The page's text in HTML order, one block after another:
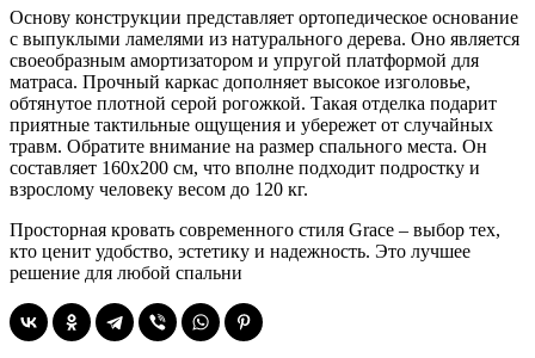
Основу конструкции представляет ортопедическое основание
с выпуклыми ламелями из натурального дерева. Оно является
своеобразным амортизатором и упругой платформой для
матраса. Прочный каркас дополняет высокое изголовье,
обтянутое плотной серой рогожкой. Такая отделка подарит
приятные тактильные ощущения и убережет от случайных
травм. Обратите внимание на размер спального места. Он
составляет 160х200 см, что вполне подходит подростку и
взрослому человеку весом до 120 кг.
Просторная кровать современного стиля Grace – выбор тех,
кто ценит удобство, эстетику и надежность. Это лучшее
решение для любой спальни